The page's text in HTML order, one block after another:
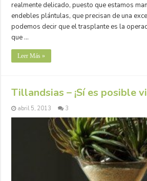
realmente delicado, puesto que estamos
endebles plántulas, que precisan de una
podemos decir que el trasplante es la
que …
Leer Más »
Tillandsias – ¡Sí es posible
abril 5, 2013 3